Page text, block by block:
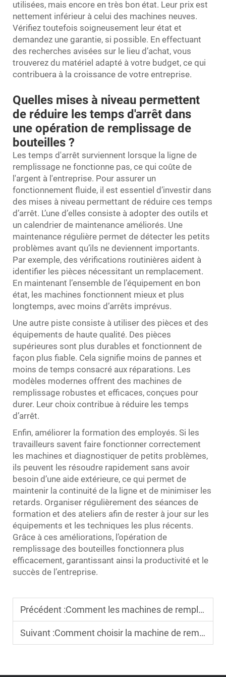
utilisées, mais encore en très bon état. Leur prix est
nettement inférieur à celui des machines neuves.
Vérifiez toutefois soigneusement leur état et
demandez une garantie, si possible. En effectuant
des recherches avisées sur le lieu d’achat, vous
trouverez du matériel adapté à votre budget, ce qui
contribuera à la croissance de votre entreprise.
Quelles mises à niveau permettent
de réduire les temps d'arrêt dans
une opération de remplissage de
bouteilles ?
Les temps d'arrêt surviennent lorsque la ligne de
remplissage ne fonctionne pas, ce qui coûte de
l'argent à l'entreprise. Pour assurer un
fonctionnement fluide, il est essentiel d’investir dans
des mises à niveau permettant de réduire ces temps
d’arrêt. L’une d’elles consiste à adopter des outils et
un calendrier de maintenance améliorés. Une
maintenance régulière permet de détecter les petits
problèmes avant qu’ils ne deviennent importants.
Par exemple, des vérifications routinières aident à
identifier les pièces nécessitant un remplacement.
En maintenant l’ensemble de l’équipement en bon
état, les machines fonctionnent mieux et plus
longtemps, avec moins d’arrêts imprévus.
Une autre piste consiste à utiliser des pièces et des
équipements de haute qualité. Des pièces
supérieures sont plus durables et fonctionnent de
façon plus fiable. Cela signifie moins de pannes et
moins de temps consacré aux réparations. Les
modèles modernes offrent des machines de
remplissage robustes et efficaces, conçues pour
durer. Leur choix contribue à réduire les temps
d’arrêt.
Enfin, améliorer la formation des employés. Si les
travailleurs savent faire fonctionner correctement
les machines et diagnostiquer de petits problèmes,
ils peuvent les résoudre rapidement sans avoir
besoin d’une aide extérieure, ce qui permet de
maintenir la continuité de la ligne et de minimiser les
retards. Organiser régulièrement des séances de
formation et des ateliers afin de rester à jour sur les
équipements et les techniques les plus récents.
Grâce à ces améliorations, l’opération de
remplissage des bouteilles fonctionnera plus
efficacement, garantissant ainsi la productivité et le
succès de l’entreprise.
Précédent :Comment les machines de remplissage de bouteilles améliorent-elles l'efficacité de la production
Suivant :Comment choisir la machine de remplissage de bouteilles adaptée à votre produit